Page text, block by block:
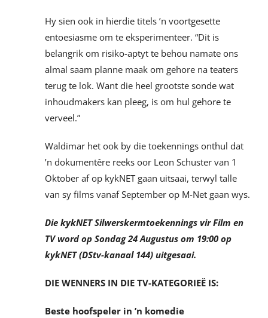
Hy sien ook in hierdie titels ’n voortgesette
entoesiasme om te eksperimenteer. “Dit is
belangrik om risiko-aptyt te behou namate ons
almal saam planne maak om gehore na teaters
terug te lok. Want die heel grootste sonde wat
inhoudmakers kan pleeg, is om hul gehore te
verveel.”
Waldimar het ook by die toekennings onthul dat
’n dokumentêre reeks oor Leon Schuster van 1
Oktober af op kykNET gaan uitsaai, terwyl talle
van sy films vanaf September op M-Net gaan wys.
Die kykNET Silwerskermtoekennings vir Film en
TV word op Sondag 24 Augustus om 19:00 op
kykNET (DStv-kanaal 144) uitgesaai.
DIE WENNERS IN DIE TV-KATEGORIEË IS:
Beste hoofspeler in ’n komedie